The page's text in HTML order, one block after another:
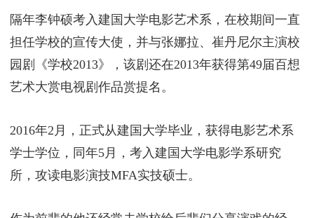
隔年李钟硕考入建国大学电影艺术系，在校期间一直
担任学校的宣传大使，并与张娜拉、崔丹尼尔主演校
园剧《学校2013》，该剧还在2013年获得第49届百想
艺术大赏电视剧作品赏提名。
2016年2月，正式从建国大学毕业，获得电影艺术系
学士学位，同年5月，考入建国大学电影学系研究
所，攻读电影演技MFA实技硕士。